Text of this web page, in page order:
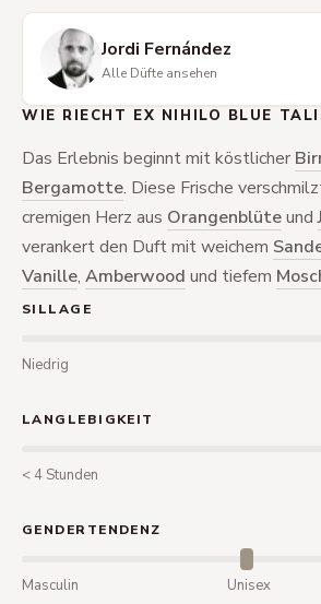
Jordi Fernández
Alle Düfte ansehen
WIE RIECHT EX NIHILO BLUE
Das Erlebnis beginnt mit köstlicher
Bergamotte. Diese Frische
cremigen Herz aus Orangenblüteund
verankert den Duft mit weichem
Vanille, Amberwood und tiefem
SILLAGE
Niedrig
LANGLEBIGKEIT
< 4 Stunden
GENDERTENDENZ
Masculin Unisex